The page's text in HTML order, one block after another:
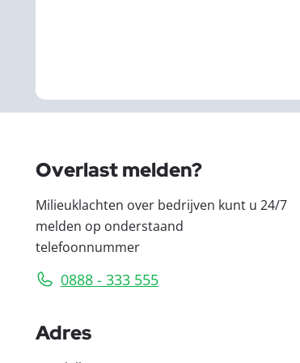
Overlast melden?
Milieuklachten over bedrijven kunt u 24/7
melden op onderstaand
telefoonnummer
0888 - 333 555
Adres